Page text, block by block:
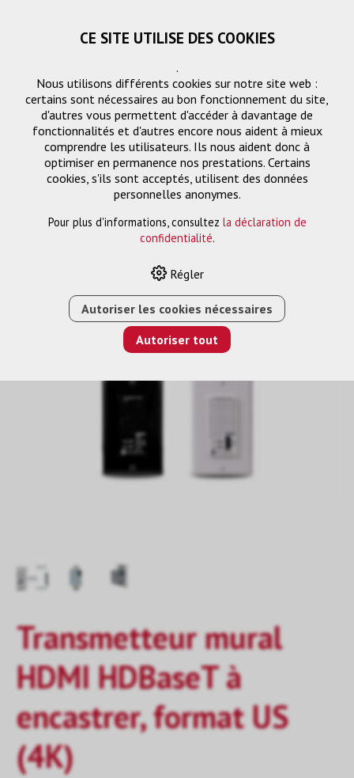
GESTION DES SIGNAUX
TRANSMETTEUR MURAL HDMI HDBASET À ENCASTRER,
FORMAT US (4K)
Transmetteur mural
HDMI HDBaseT à
encastrer, format US
(4K)
CE SITE UTILISE DES COOKIES
.
Nous utilisons différents cookies sur notre site web :
certains sont nécessaires au bon fonctionnement du site,
d'autres vous permettent d'accéder à davantage de
fonctionnalités et d'autres encore nous aident à mieux
comprendre les utilisateurs. Ils nous aident donc à
optimiser en permanence nos prestations. Certains
cookies, s'ils sont acceptés, utilisent des données
personnelles anonymes.
Pour plus d'informations, consultez la déclaration de
confidentialité.
Régler
Autoriser les cookies nécessaires
Autoriser tout